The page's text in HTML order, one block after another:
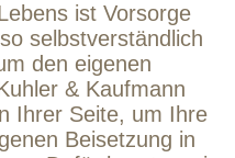
ist Vorsorge
selbstverständlich
den eigenen
& Kaufmann
Ihrer Seite, um Ihre
Beisetzung in